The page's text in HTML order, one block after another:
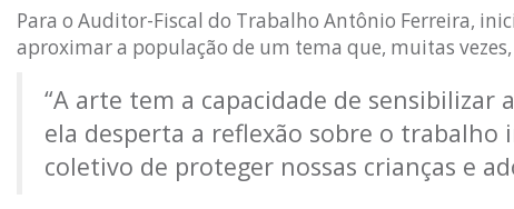
Para o Auditor-Fiscal do Trabalho Antônio Ferreira,
aproximar a população de um tema que, muitas
“A arte tem a capacidade de
ela desperta a reflexão sobre o
coletivo de proteger nossas crianças e